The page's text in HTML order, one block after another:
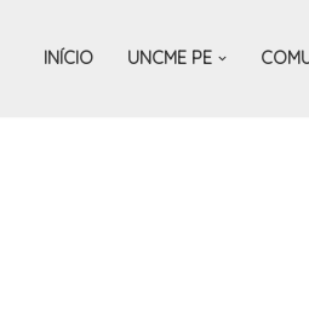
INÍCIO UNCME PE